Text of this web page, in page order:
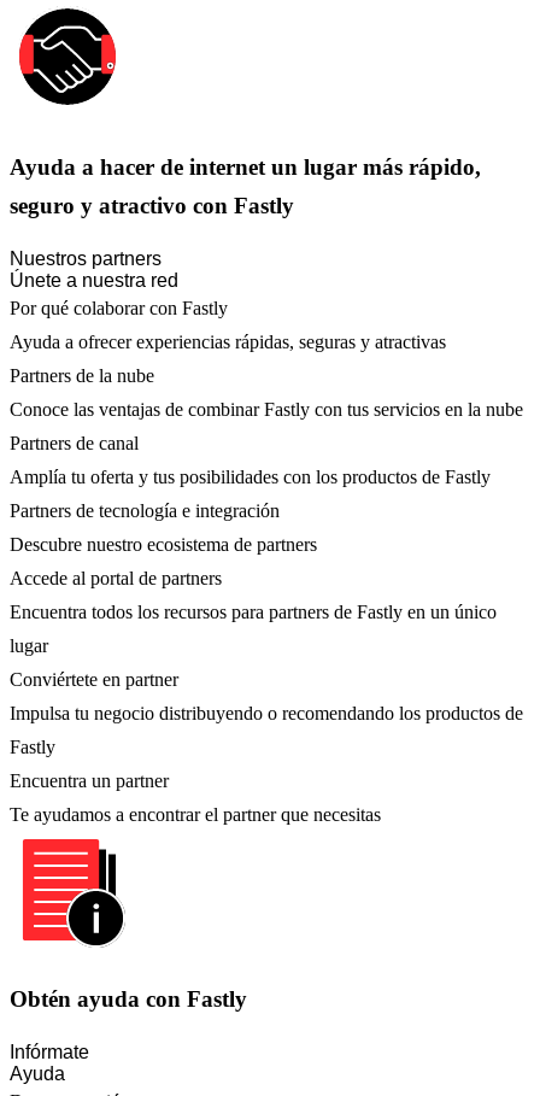
Ayuda a hacer de internet un lugar más rápido,
seguro y atractivo con Fastly
Nuestros partners
Únete a nuestra red
Por qué colaborar con Fastly
Ayuda a ofrecer experiencias rápidas, seguras y atractivas
Partners de la nube
Conoce las ventajas de combinar Fastly con tus servicios en la nube
Partners de canal
Amplía tu oferta y tus posibilidades con los productos de Fastly
Partners de tecnología e integración
Descubre nuestro ecosistema de partners
Accede al portal de partners
Encuentra todos los recursos para partners de Fastly en un único
lugar
Conviértete en partner
Impulsa tu negocio distribuyendo o recomendando los productos de
Fastly
Encuentra un partner
Te ayudamos a encontrar el partner que necesitas
Obtén ayuda con Fastly
Infórmate
Ayuda